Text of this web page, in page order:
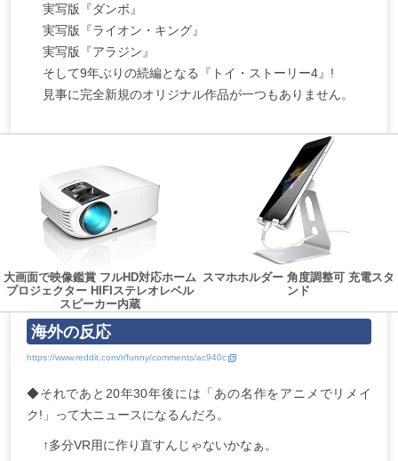
実写版『ダンボ』
実写版『ライオン・キング』
実写版『アラジン』
そして9年ぶりの続編となる『トイ・ストーリー4』!
見事に完全新規のオリジナル作品が一つもありません。
大画面で映像鑑賞 フルHD対応ホーム
プロジェクター HIFIステレオレベル
スピーカー内蔵
スマホホルダー 角度調整可 充電スタ
ンド
海外の反応
◆それであと20年30年後には「あの名作をアニメでリメイ
ク!」って大ニュースになるんだろ。
↑多分VR用に作り直すんじゃないかなぁ。